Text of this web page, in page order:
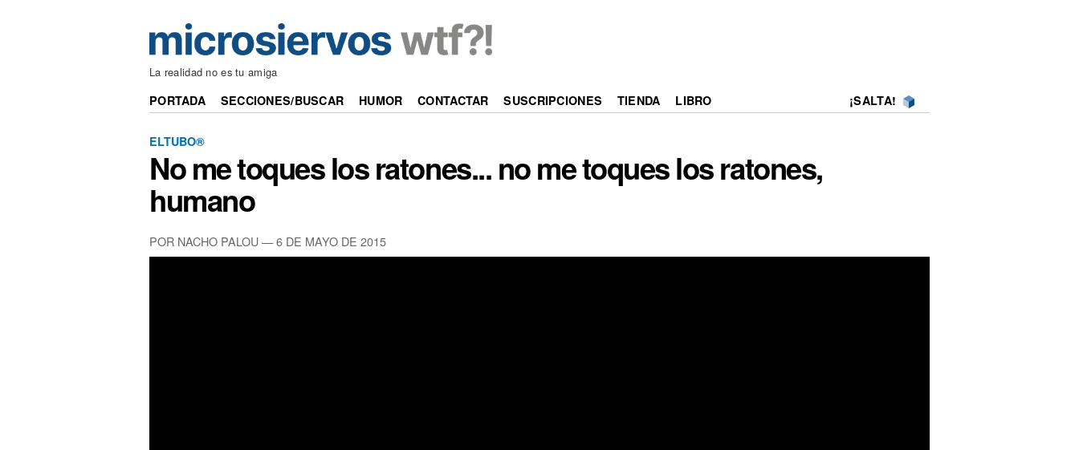
La realidad no es tu amiga
PORTADA SECCIONES/BUSCAR HUMOR CONTACTAR SUSCRIPCIONES TIENDA LIBRO ¡SALTA!
ELTUBO®
No me toques los ratones... no me toques los ratones,
humano
POR NACHO PALOU —6 DE MAYO DE 2015